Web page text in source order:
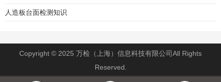
人造板台面检测知识
Copyright © 2025 万检（上海）信息科技有限公司All Rights
Reserved.